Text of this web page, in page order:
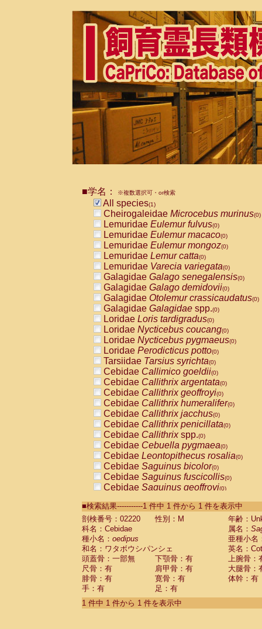
■学名： ※複数選択可・or検索
All species(1)
Cheirogaleidae Microcebus murinus(0)
Lemuridae Eulemur fulvus(0)
Lemuridae Eulemur macaco(0)
Lemuridae Eulemur mongoz(0)
Lemuridae Lemur catta(0)
Lemuridae Varecia variegata(0)
Galagidae Galago senegalensis(0)
Galagidae Galago demidovii(0)
Galagidae Otolemur crassicaudatus(0)
Galagidae Galagidae spp.(0)
Loridae Loris tardigradus(0)
Loridae Nycticebus coucang(0)
Loridae Nycticebus pygmaeus(0)
Loridae Perodicticus potto(0)
Tarsiidae Tarsius syrichta(0)
Cebidae Callimico goeldii(0)
Cebidae Callithrix argentata(0)
Cebidae Callithrix geoffroyi(0)
Cebidae Callithrix humeralifer(0)
Cebidae Callithrix jacchus(0)
Cebidae Callithrix penicillata(0)
Cebidae Callithrixspp.(0)
Cebidae Cebuella pygmaea(0)
Cebidae Leontopithecus rosalia(0)
Cebidae Saguinus bicolor(0)
Cebidae Saguinus fuscicollis(0)
Cebidae Saguinus geoffroyi(0)
CebidaeSaguinus labiatus(0)
Cebidae Saguinus leucopus (0)
Cebidae
Cebidae
CebidaeSaguinus nigricollis (0)
Cebidae Saguinus oedipus
Cebidae Saguinus weddelli
Cebidae Saguinusspp.
Cebidae Aotus trivirgatus
Cebidae Cebus albifrons
■検索結果-----------1 件中 1 件から 1 件を表示中
剖検番号：02220
性別：M
年齢：
科名：Cebidae
属名：
種小名： oedipus
亜種小名
和名：ワタボウシパンシェ
英名：
頭蓋骨：一部無
下顎骨：有
上腕骨：
尺骨：有
肩甲骨：有
大腿骨：
腓骨：有
寛骨：有
体幹：有
手：有
足：有
1 件中 1 件から 1 件を表示中